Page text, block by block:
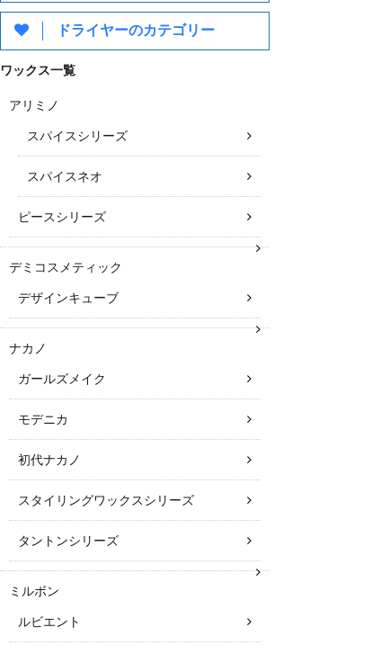
ドライヤーのカテゴリー
ワックス一覧
アリミノ
スパイスシリーズ
スパイスネオ
ピースシリーズ
デミコスメティック
デザインキューブ
ナカノ
ガールズメイク
モデニカ
初代ナカノ
スタイリングワックスシリーズ
タントンシリーズ
ミルボン
ルビエント